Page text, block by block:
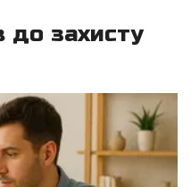
до захисту